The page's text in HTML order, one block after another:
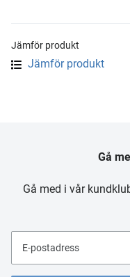
Jämför produkt
Jämför produkt
Gå
Gå med i vår
E-postadress